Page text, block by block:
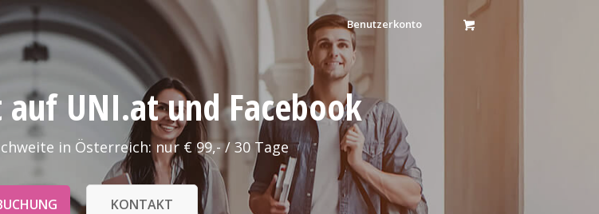
Benutzerkonto
UNI.at und Facebook
in Österreich: nur € 99,- / 30 Tage
KONTAKT